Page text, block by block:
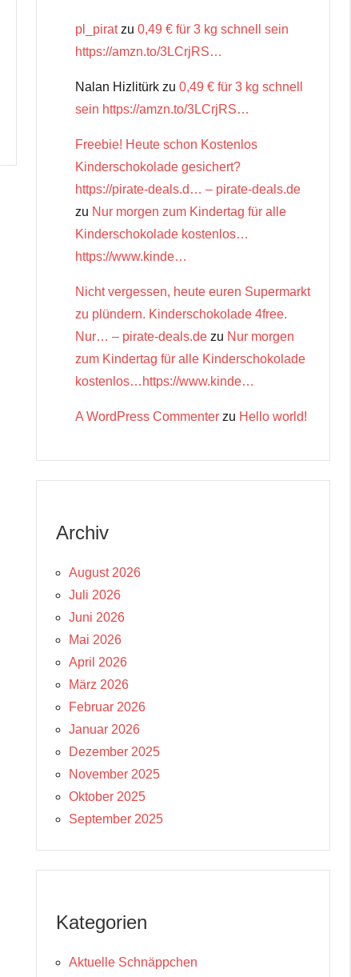
pl_piratzu 0,49 € für 3 kg schnell sein
https://amzn.to/3LCrjRS…
Nalan Hizlitürk zu 0,49 € für 3 kg schnell
sein https://amzn.to/3LCrjRS…
Freebie! Heute schon Kostenlos
Kinderschokolade gesichert?
https://pirate-deals.d… – pirate-deals.de
zu Nur morgen zum Kindertag für alle
Kinderschokolade kostenlos…
https://www.kinde…
Nicht vergessen, heute euren Supermarkt
zu plündern. Kinderschokolade 4free.
Nur… – pirate-deals.de zu Nur morgen
zum Kindertag für alle Kinderschokolade
kostenlos…https://www.kinde…
A WordPress Commenter zu Hello world!
Archiv
August 2026
Juli 2026
Juni 2026
Mai 2026
April 2026
März 2026
Februar 2026
Januar 2026
Dezember 2025
November 2025
Oktober 2025
September 2025
Kategorien
Aktuelle Schnäppchen